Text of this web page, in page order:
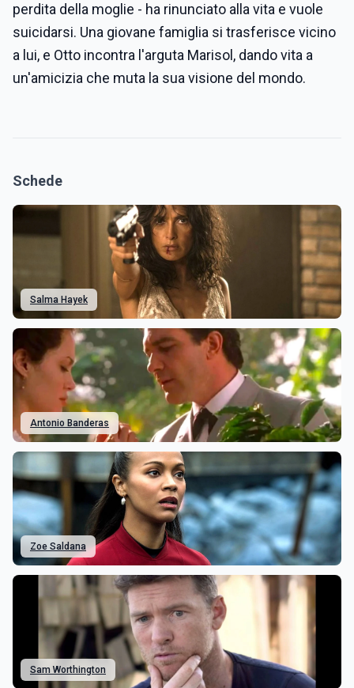
perdita della moglie - ha rinunciato alla vita e vuole
suicidarsi. Una giovane famiglia si trasferisce vicino
a lui, e Otto incontra l'arguta Marisol, dando vita a
un'amicizia che muta la sua visione del mondo.
Schede
Salma Hayek
Antonio Banderas
Zoe Saldana
Sam Worthington